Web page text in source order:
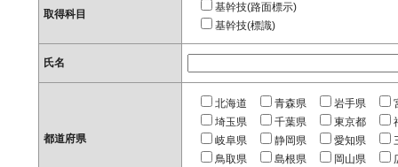
取得科目
基幹技(路面標示)
基幹技(標識)
氏名
都道府県
北海道 青森県 岩手県
埼玉県
千葉県 東京都
岐阜県
静岡県 愛知県
鳥取県
島根県 岡山県